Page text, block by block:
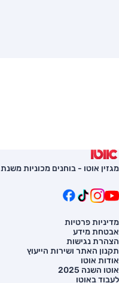
מגזין אוטו - בוחנים מכוניות משנת 1986
מדיניות פרטיות
אבטחת מידע
הצהרת נגישות
תקנון האתר ושירות הייעוץ
אודות אוטו
אוטו השנה 2025
לעבוד באוטו